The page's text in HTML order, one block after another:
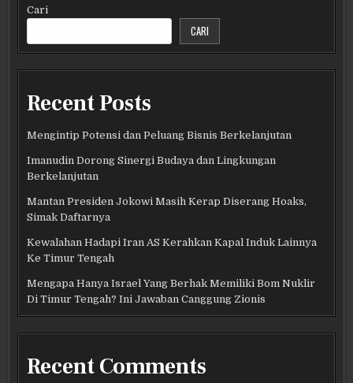
Cari
CARI
Recent Posts
Mengintip Potensi dan Peluang Bisnis Berkelanjutan
Imanudin Dorong Sinergi Budaya dan Lingkungan
Berkelanjutan
Mantan Presiden Jokowi Masih Kerap Diserang Hoaks,
Simak Daftarnya
Kewalahan Hadapi Iran AS Kerahkan Kapal Induk Lainnya
Ke Timur Tengah
Mengapa Hanya Israel Yang Berhak Memiliki Bom Nuklir
Di Timur Tengah? Ini Jawaban Canggung Zionis
Recent Comments